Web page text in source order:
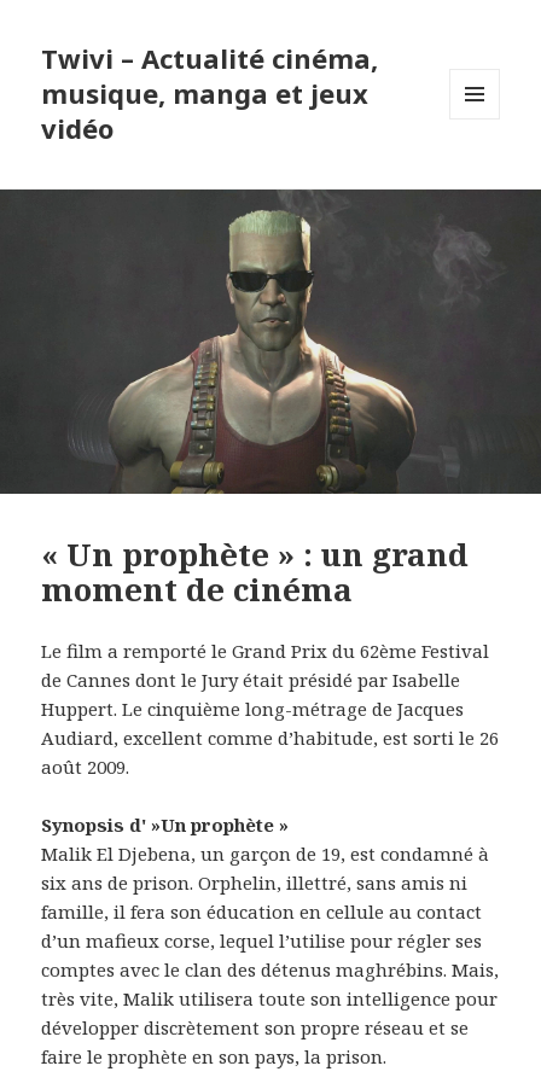
Twivi – Actualité cinéma,
musique, manga et jeux
vidéo
« Un prophète » : un grand
moment de cinéma
Le film a remporté le Grand Prix du 62ème Festival
de Cannes dont le Jury était présidé par Isabelle
Huppert. Le cinquième long-métrage de Jacques
Audiard, excellent comme d’habitude, est sorti le 26
août 2009.
Synopsis d' »Un prophète »
Malik El Djebena, un garçon de 19, est condamné à
six ans de prison. Orphelin, illettré, sans amis ni
famille, il fera son éducation en cellule au contact
d’un mafieux corse, lequel l’utilise pour régler ses
comptes avec le clan des détenus maghrébins. Mais,
très vite, Malik utilisera toute son intelligence pour
développer discrètement son propre réseau et se
faire le prophète en son pays, la prison.